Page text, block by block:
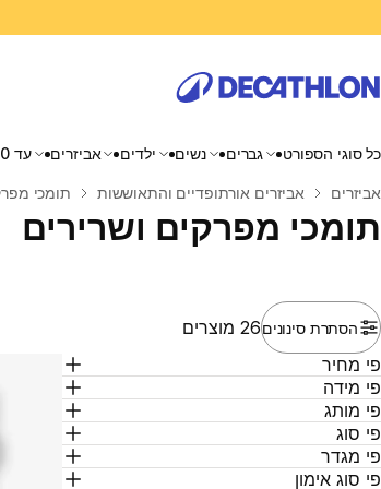
כל סוגי הספורט גברים נשים ילדים אביזרים עד 50 ש"ח
בית
אביזרים אביזרים אורתופדיים והתאוששות תומכי
תומכי מפרקים ושרירים
הסתרת סינונים26 מוצרים
מחיר
מידה
מותג
סוג
מגדר
סוג אימון